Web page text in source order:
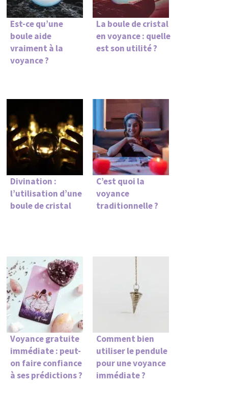
Est-ce qu’une
boule aide
vraiment à la
voyance ?
La boule de cristal
en voyance : quelle
est son utilité ?
Divination :
l’utilisation d’une
boule de cristal
C’est quoi la
voyance
traditionnelle ?
Voyance gratuite
immédiate : peut-
on faire confiance
à ses prédictions ?
Comment bien
utiliser le pendule
pour une voyance
immédiate ?